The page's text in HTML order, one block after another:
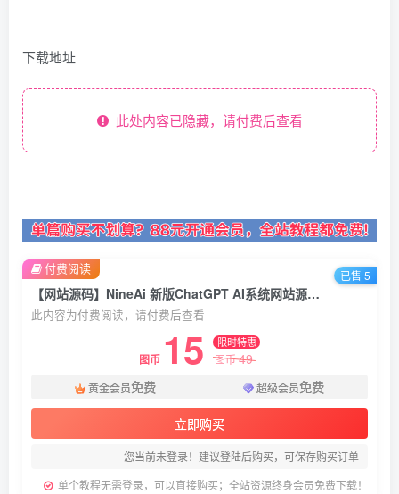
下载地址
此处内容已隐藏，请付费后查看
【网站源码】NineAi 新版ChatGPT AI系统网站源码下载 ai人工智能源码搭建
此内容为付费阅读，请付费后查看
图币 15 限时特惠
图币49
黄金会员免费 超级会员免费
立即购买
您当前未登录！建议登陆后购买，可保存购买订单
单个教程无需登录，可以直接购买；全站资源终身会员免费下载！
付费阅读 已售 5